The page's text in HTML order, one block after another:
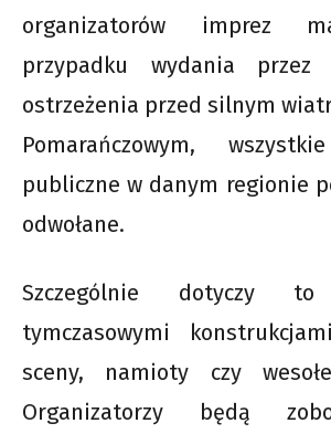
organizatorów imprez
przypadku wydania przez
ostrzeżenia przed silnym
Pomarańczowym,
publiczne w danym regionie
odwołane.
Szczególnie dotyczy
tymczasowymi
sceny, namioty czy
Organizatorzy będą